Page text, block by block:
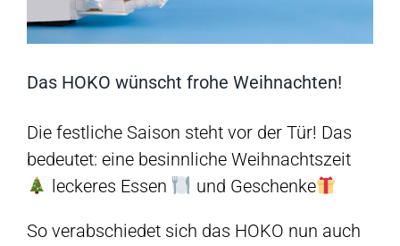
Das HOKO wünscht frohe Weihnachten!
Die festliche Saison steht vor der Tür! Das
bedeutet: eine besinnliche Weihnachtszeit
leckeres Essen
und Geschenke
So verabschiedet sich das HOKO nun auch